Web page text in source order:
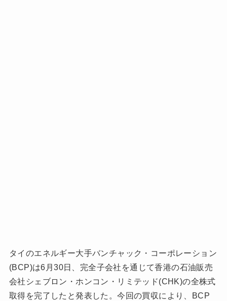
タイのエネルギー大手バンチャック・コーポレーション
(BCP)は6月30日、完全子会社を通じて香港の石油販売
会社シェブロン・ホンコン・リミテッド(CHK)の全株式
取得を完了したと発表した。今回の買収により、BCP